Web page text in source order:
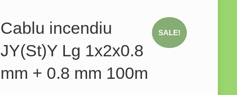
SALE!
Cablu incendiu
JY(St)Y Lg 1x2x0.8
mm + 0.8 mm 100m